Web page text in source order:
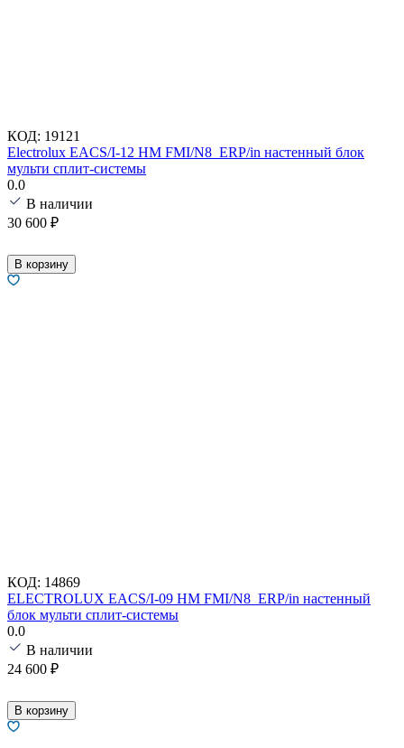
КОД: 19121
Electrolux EACS/I-12 HM FMI/N8_ERP/in настенный блок
мульти сплит-системы
0.0
В наличии
30 600 ₽
В корзину
КОД: 14869
ELECTROLUX EACS/I-09 HM FMI/N8_ERP/in настенный
блок мульти сплит-системы
0.0
В наличии
24 600 ₽
В корзину